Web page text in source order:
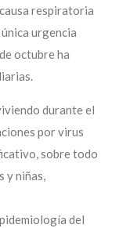
respiratoria
urgencia
octubre ha
durante el
por virus
sobre todo
y niñas,
del